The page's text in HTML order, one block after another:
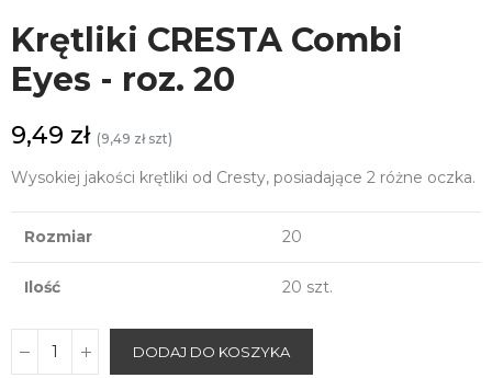
Krętliki CRESTA Combi
Eyes - roz. 20
9,49 zł (9,49 zł szt)
Wysokiej jakości krętliki od Cresty, posiadające 2 różne oczka.
Rozmiar 20
Ilość 20 szt.
DODAJ DO KOSZYKA